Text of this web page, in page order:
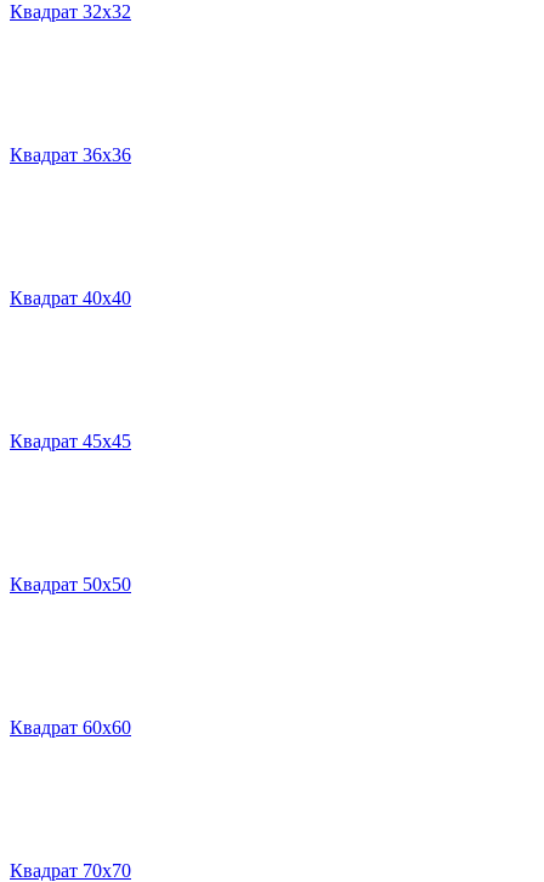
Квадрат 32х32
Квадрат 36х36
Квадрат 40х40
Квадрат 45х45
Квадрат 50х50
Квадрат 60х60
Квадрат 70х70